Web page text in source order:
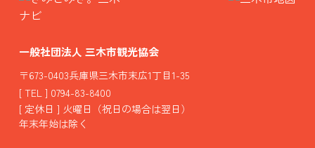
一般社団法人 三木市観光協会
〒673-0403兵庫県三木市末広1丁目1-35
[ TEL ] 0794-83-8400
[ 定休日 ] 火曜日（祝日の場合は翌日）
年末年始は除く